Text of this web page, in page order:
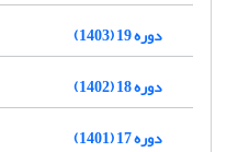
دوره 19 (1403)
دوره 18 (1402)
دوره 17 (1401)